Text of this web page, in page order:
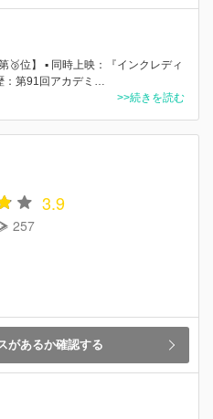
🥉位】 ▪︎ 同時上映：『インクレディ
：第91回アカデミ…
>>続きを読む
3.9
257
があるか確認する